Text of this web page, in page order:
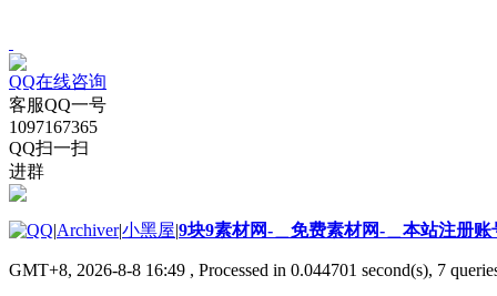
QQ在线咨询
客服QQ一号
1097167365
QQ扫一扫
进群
|Archiver|小黑屋|9块9素材网-＿免费素材网-＿本站注册账
GMT+8, 2026-8-8 16:49 , Processed in 0.044701 second(s), 7